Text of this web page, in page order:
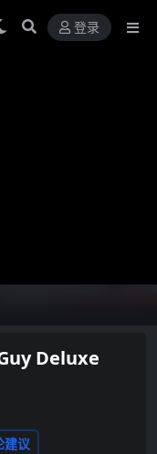
登录
Deluxe
建议